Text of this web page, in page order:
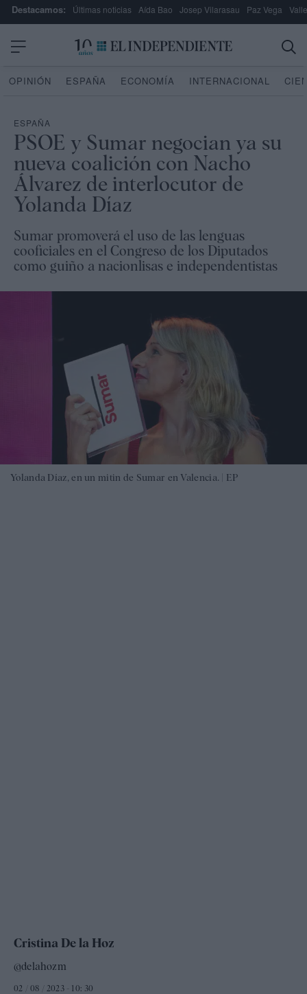
Destacamos: Últimas noticias Aída Bao Josep Vilarasau Paz Vega
OPINIÓN ESPAÑA ECONOMÍA INTERNACIONAL
ESPAÑA
PSOE y Sumar negocian ya su
nueva coalición con Nacho
Álvarez de interlocutor de
Yolanda Díaz
Sumar promoverá el uso de las lenguas
cooficiales en el Congreso de los Diputados
como guiño a nacionlisas e independentistas
Yolanda Díaz, en un mitin de Sumar en Valencia. | EP
Cristina De la Hoz
@delahozm
02 / 08 / 2023 - 10: 30